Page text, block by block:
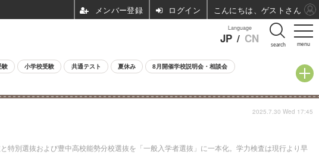
menu
Language
JP / CN search
験 小学校受験 共通テスト 夏休み 8月開催学校説明会・相談会
別選抜および豊中高校能勢分校選抜を「一般入学者選抜」に一本化。学力検査は現行より早
2025.7.30 Wed 17:45
ログイン こんにちは、ゲストさん